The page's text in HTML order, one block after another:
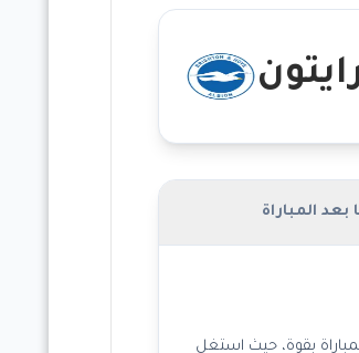
المباراة
بقوة، حيث استغل